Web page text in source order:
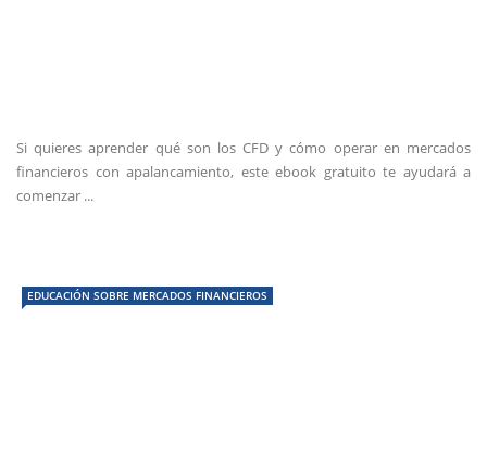
Si quieres aprender qué son los CFD y cómo operar en mercados
financieros con apalancamiento, este ebook gratuito te ayudará a
comenzar ...
EDUCACIÓN SOBRE MERCADOS FINANCIEROS